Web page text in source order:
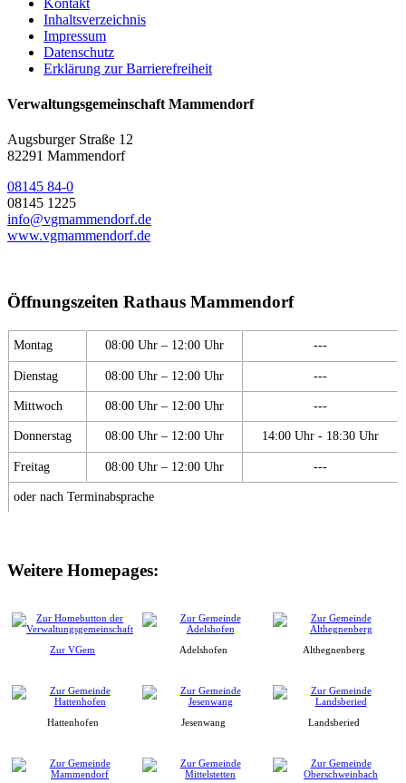
Inhaltsverzeichnis
Impressum
Datenschutz
Erklärung zur Barrierefreiheit
Verwaltungsgemeinschaft Mammendorf
Augsburger Straße 12
82291 Mammendorf
08145 84-0
08145 1225
info@vgmammendorf.de
www.vgmammendorf.de
Öffnungszeiten Rathaus Mammendorf
Montag 08:00 Uhr – 12:00 Uhr ---
Dienstag 08:00 Uhr – 12:00 Uhr ---
Mittwoch 08:00 Uhr – 12:00 Uhr ---
Donnerstag 08:00 Uhr – 12:00 Uhr 14:00 Uhr - 18:30 Uhr
Freitag 08:00 Uhr – 12:00 Uhr ---
oder nach Terminabsprache
Weitere Homepages:
Zur VGem Adelshofen Althegnenberg
Hattenhofen Jesenwang Landsberied